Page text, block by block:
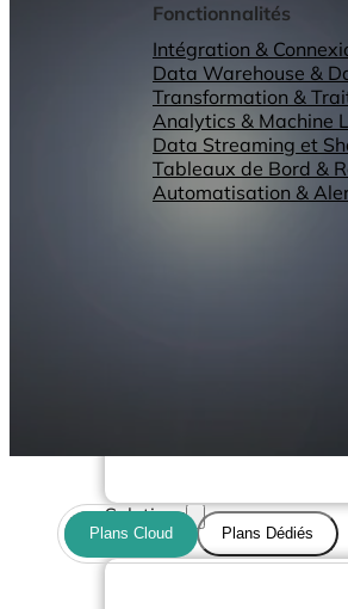
Fonctionnalités
Intégration &
Data Warehouse &
Transformation &
Analytics & Machine
Data Streaming et
Tableaux de Bord &
Automatisation &
Solutions
Plans Cloud Plans Dédiés